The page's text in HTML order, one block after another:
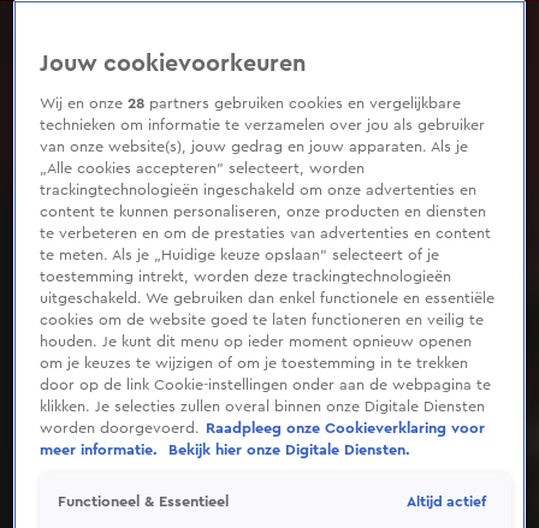
seconds
Jouw cookievoorkeuren
Wij en onze28 partners gebruiken cookies en vergelijkbare
technieken om informatie te verzamelen over jou als gebruiker
van onze website(s), jouw gedrag en jouw apparaten. Als je
„Alle cookies accepteren” selecteert, worden
trackingtechnologieën ingeschakeld om onze advertenties en
content te kunnen personaliseren, onze producten en diensten
te verbeteren en om de prestaties van advertenties en content
te meten. Als je „Huidige keuze opslaan” selecteert of je
toestemming intrekt, worden deze trackingtechnologieën
uitgeschakeld. We gebruiken dan enkel functionele en essentiële
cookies om de website goed te laten functioneren en veilig te
houden. Je kunt dit menu op ieder moment opnieuw openen
om je keuzes te wijzigen of om je toestemming in te trekken
door op de link Cookie-instellingen onder aan de webpagina te
klikken. Je selecties zullen overal binnen onze Digitale Diensten
worden doorgevoerd.
Raadpleeg onze Cookieverklaring voor
meer informatie.
Bekijk hier onze Digitale Diensten.
Functioneel & Essentieel Altijd actief